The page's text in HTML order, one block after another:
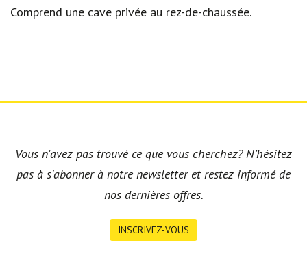
Comprend une cave privée au rez-de-chaussée.
Vous n'avez pas trouvé ce que vous cherchez? N’hésitez
pas à s'abonner à notre newsletter et restez informé de
nos dernières offres.
INSCRIVEZ-VOUS